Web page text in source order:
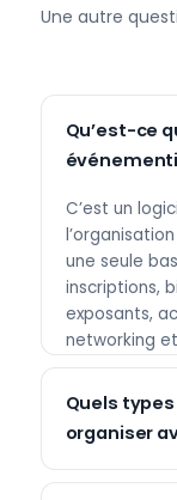
Une autre
Qu’est-ce
C’est un
une seule
inscriptions,
exposants,
networking
Quels
organiser